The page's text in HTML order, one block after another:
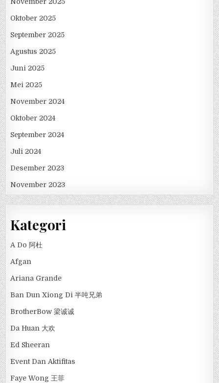
Oktober 2025
September 2025
Agustus 2025
Juni 2025
Mei 2025
November 2024
Oktober 2024
September 2024
Juli 2024
Desember 2023
November 2023
Kategori
A Do 阿杜
Afgan
Ariana Grande
Ban Dun Xiong Di 半吨兄弟
BrotherBow 梁诚诚
Da Huan 大欢
Ed Sheeran
Event Dan Aktifitas
Faye Wong 王菲